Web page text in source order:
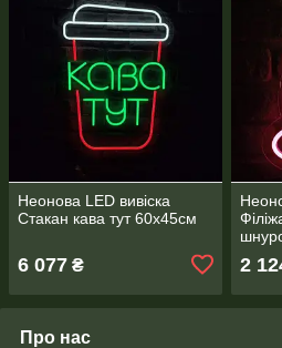
Неонова LED вивіска
Стакан кава тут 60х45см
6 077 ₴ 2
Про нас